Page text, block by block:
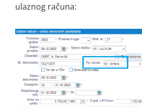
ulaznog računa: